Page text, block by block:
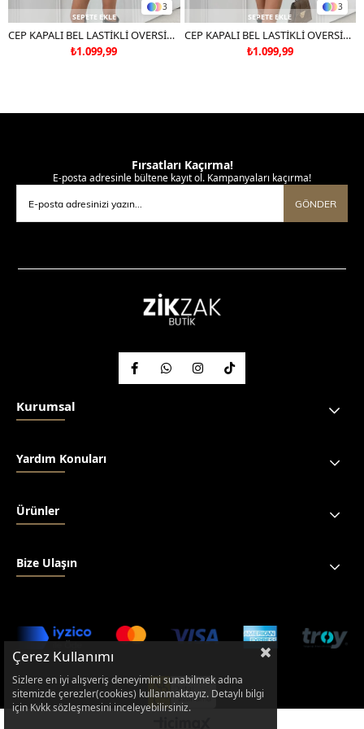
3
SEPETE EKLE
CEP KAPALI BEL LASTİKLİ OVERSİZE DERİ CEKET SİYAH 3133
₺1.099,99
3
SEPETE EKLE
CEP KAPALI BEL LASTİKLİ OVERSİZE DERİ CEKET KAHVE 3133
₺1.099,99
Fırsatları Kaçırma!
E-posta adresinle bültene kayıt ol. Kampanyaları kaçırma!
GÖNDER
Kurumsal
Yardım Konuları
Ürünler
Bize Ulaşın
Çerez Kullanımı
Sizlere en iyi alışveriş deneyimini sunabilmek adına
sitemizde çerezler(cookies) kullanmaktayız. Detaylı bilgi
için Kvkk sözleşmesini inceleyebilirsiniz.